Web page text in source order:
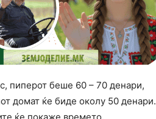
пиперот беше 60 – 70 денари,
домат ќе биде околу 50 денари.